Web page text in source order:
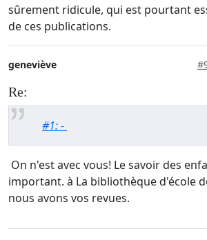
sûrement ridicule, qui est pourtant
de ces publications.
geneviève
Re:
#1: -
On n'est avec vous! Le savoir des
important. à La bibliothèque d'école
nous avons vos revues.